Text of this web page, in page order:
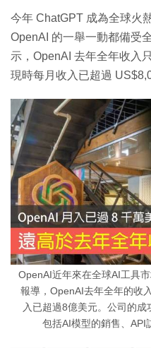
今年 ChatGPT 成為全球火
OpenAI 的一舉一動都備受
示，OpenAI 去年全年收入
現時每月收入已超過
OpenAI近年來在全球AI工具
報導，OpenAI去年全年的收
入已超過8億美元。公司的
包括AI模型的銷售、API